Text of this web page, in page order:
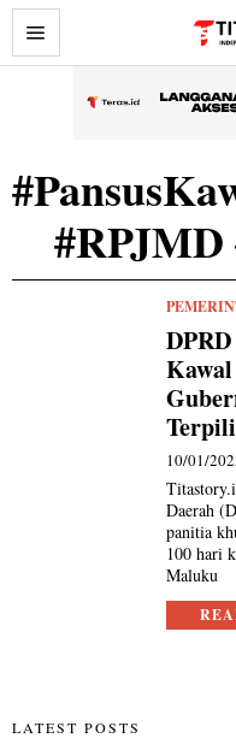
#RPJMD
10/01/
Daerah
panitia
100 hari
Maluku
LATEST POSTS